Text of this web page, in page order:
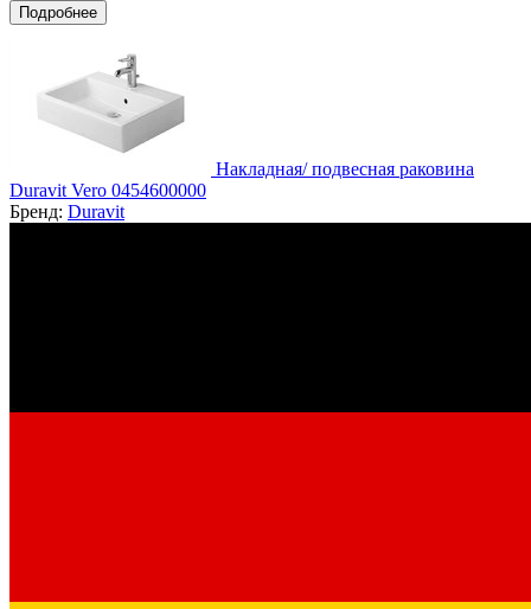
Подробнее
Накладная/ подвесная раковина
Duravit Vero 0454600000
Бренд: Duravit